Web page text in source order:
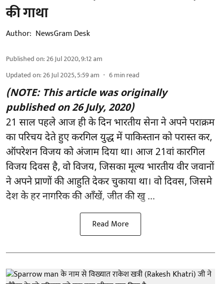
की गाथा
Author: NewsGram Desk
Published on:26 Jul 2020, 9:12 am
Updated on:26 Jul 2025, 5:59 am 6min read
(NOTE: This article was originally
published on 26 July, 2020)
21 साल पहले आज ही के दिन भारतीय सेना ने अपने पराक्रम
का परिचय देते हुए करगिल युद्ध में पाकिस्तान को परास्त कर,
ऑपरेशन विजय को अंजाम दिया था। आज 21वां कारगिल
विजय दिवस है, वो विजय, जिसका मूल्य भारतीय वीर जवानों
ने अपने प्राणों की आहुति देकर चुकाया था। वो दिवस, जिसमे
देश के हर नागरिक की आँखें, जीत की खु ...
Read More